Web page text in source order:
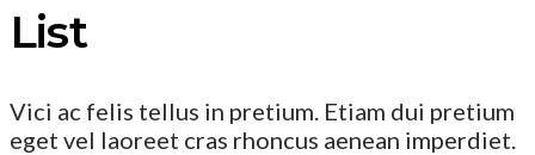
List
Vici ac felis tellus in pretium. Etiam dui pretium
eget vel laoreet cras rhoncus aenean imperdiet.